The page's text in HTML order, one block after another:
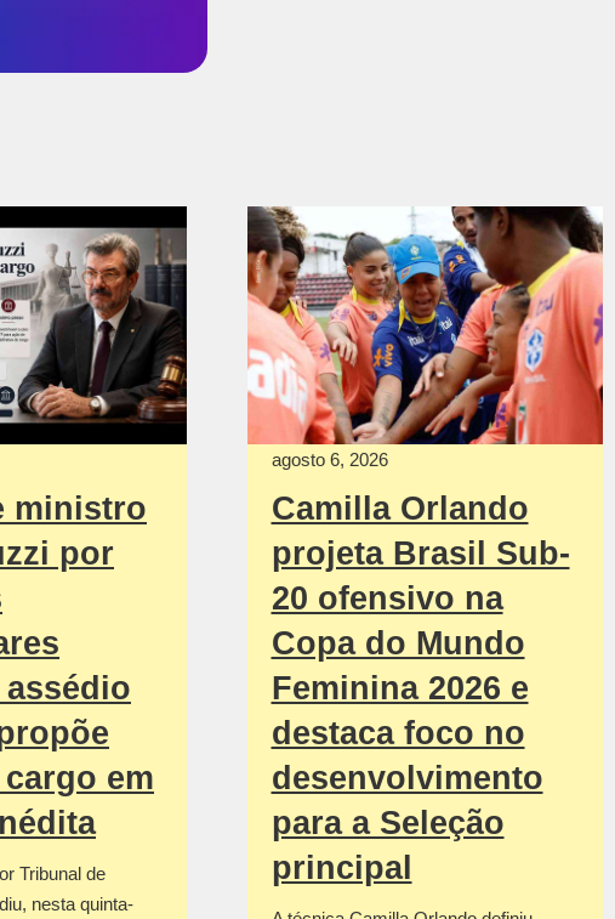
ministro
por
assédio
em
Tribunal de
nesta quinta-
agosto 6, 2026
Camilla Orlando
projeta Brasil Sub-
20 ofensivo na
Copa do Mundo
Feminina 2026 e
destaca foco no
desenvolvimento
para a Seleção
principal